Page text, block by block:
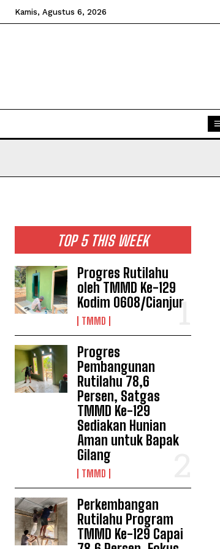
Kamis, Agustus 6, 2026
TOP 5 THIS WEEK
Progres Rutilahu
oleh TMMD Ke-129
Kodim 0608/Cianjur
TMMD
Progres
Pembangunan
Rutilahu 78,6
Persen, Satgas
TMMD Ke-129
Sediakan Hunian
Aman untuk Bapak
Gilang
TMMD
Perkembangan
Rutilahu Program
TMMD Ke-129 Capai